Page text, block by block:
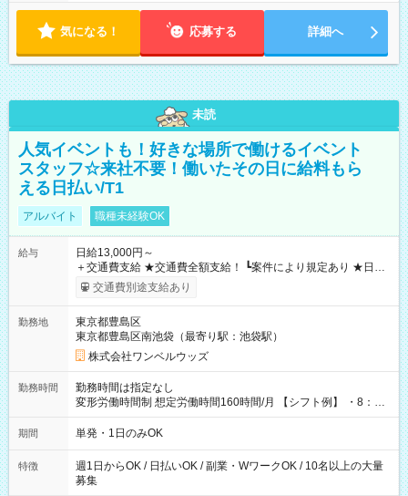
気になる！ 応募する 詳細へ
未読
人気イベントも！好きな場所で働けるイベント
スタッフ☆来社不要！働いたその日に給料もら
える日払い/T1
アルバイト 職種未経験OK
給与
日給13,000円～
＋交通費支給 ★交通費全額支給！ ┗案件により規定あり ★日払
いOK！（規定あり） ┗働いたその日に現金GET♪ お仕事後はコ
ンビニATMから 日払い分を引き落とせます！ 【試用期間】試
交通費別途支給あり
勤務地
東京都豊島区
東京都豊島区南池袋（最寄り駅：池袋駅）
株式会社ワンベルウッズ
勤務時間
勤務時間は指定なし
変形労働時間制 想定労働時間160時間/月 【シフト例】 ・8：00
～21：00
期間 単発・1日のみOK
特徴
週1日からOK / 日払いOK / 副業・WワークOK / 10名以上の大量
募集